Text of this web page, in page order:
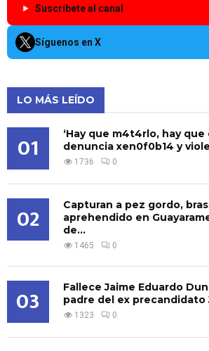
Suscríbete al canal
Síguenos en X
LO MÁS LEÍDO
01
‘Hay que m4t4rlo, hay que
denuncia xen0f0b14 y
1736 0
02
Capturan a pez gordo,
aprehendido en
de...
1465 0
03
Fallece Jaime Eduardo
padre del ex precandidato
1323 0